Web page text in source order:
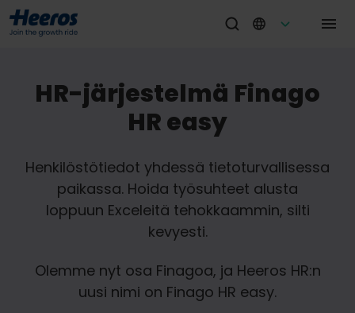
HR-järjestelmä Finago
HR easy
Henkilöstötiedot yhdessä tietoturvallisessa
paikassa. Hoida työsuhteet alusta
loppuun Exceleitä tehokkaammin, silti
kevyesti.
Olemme nyt osa Finagoa, ja Heeros HR:n
uusi nimi on Finago HR easy.